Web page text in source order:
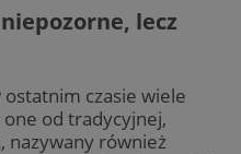
lecz
czasie wiele
od tradycyjnej,
nazywany również